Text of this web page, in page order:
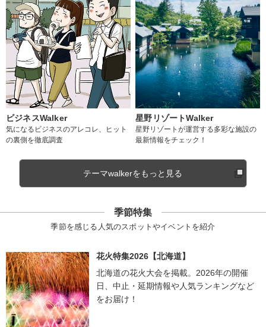
ビジネスWalker
気になるビジネスのアレコレ、ヒット
の裏側を徹底調査
星野リゾートWalker
星野リゾートが運営する多彩な施設の
最新情報をチェック！
テーマwalkerをもっと見る
季節特集
季節を感じる人気のスポットやイベントを紹介
花火特集2026【北海道】
北海道の花火大会を掲載。2026年の開催
日、中止・延期情報や人気ランキングなど
をお届け！